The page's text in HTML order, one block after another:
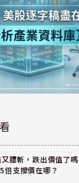
腰斬，跌出價值了
倍支撐價在哪？